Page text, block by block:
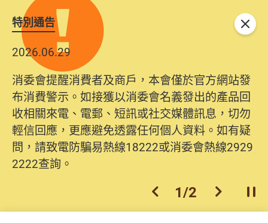
特別通告
2026.06.29
消委會提醒消費者及商戶，本會僅於官方網站發
布消費警示。如接獲以消委會名義發出的產品回
收相關來電、電郵、短訊或社交媒體訊息，切勿
輕信回應，更應避免透露任何個人資料。如有疑
問，請致電防騙易熱線18222或消委會熱線2929
2222查詢。
上一個
1/2 下一個開
關閉